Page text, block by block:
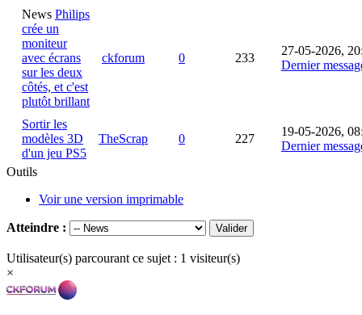
News Philips
crée un
moniteur
avec écrans
sur les deux
côtés, et c'est
plutôt brillant
ckforum 0 233
27-05-2026,
Dernier
Sortir les
modèles 3D
d'un jeu PS5
TheScrap 0 227
19-05-2026,
Dernier
Outils
Voir une version imprimable
Atteindre :
Utilisateur(s) parcourant ce sujet : 1 visiteur(s)
×